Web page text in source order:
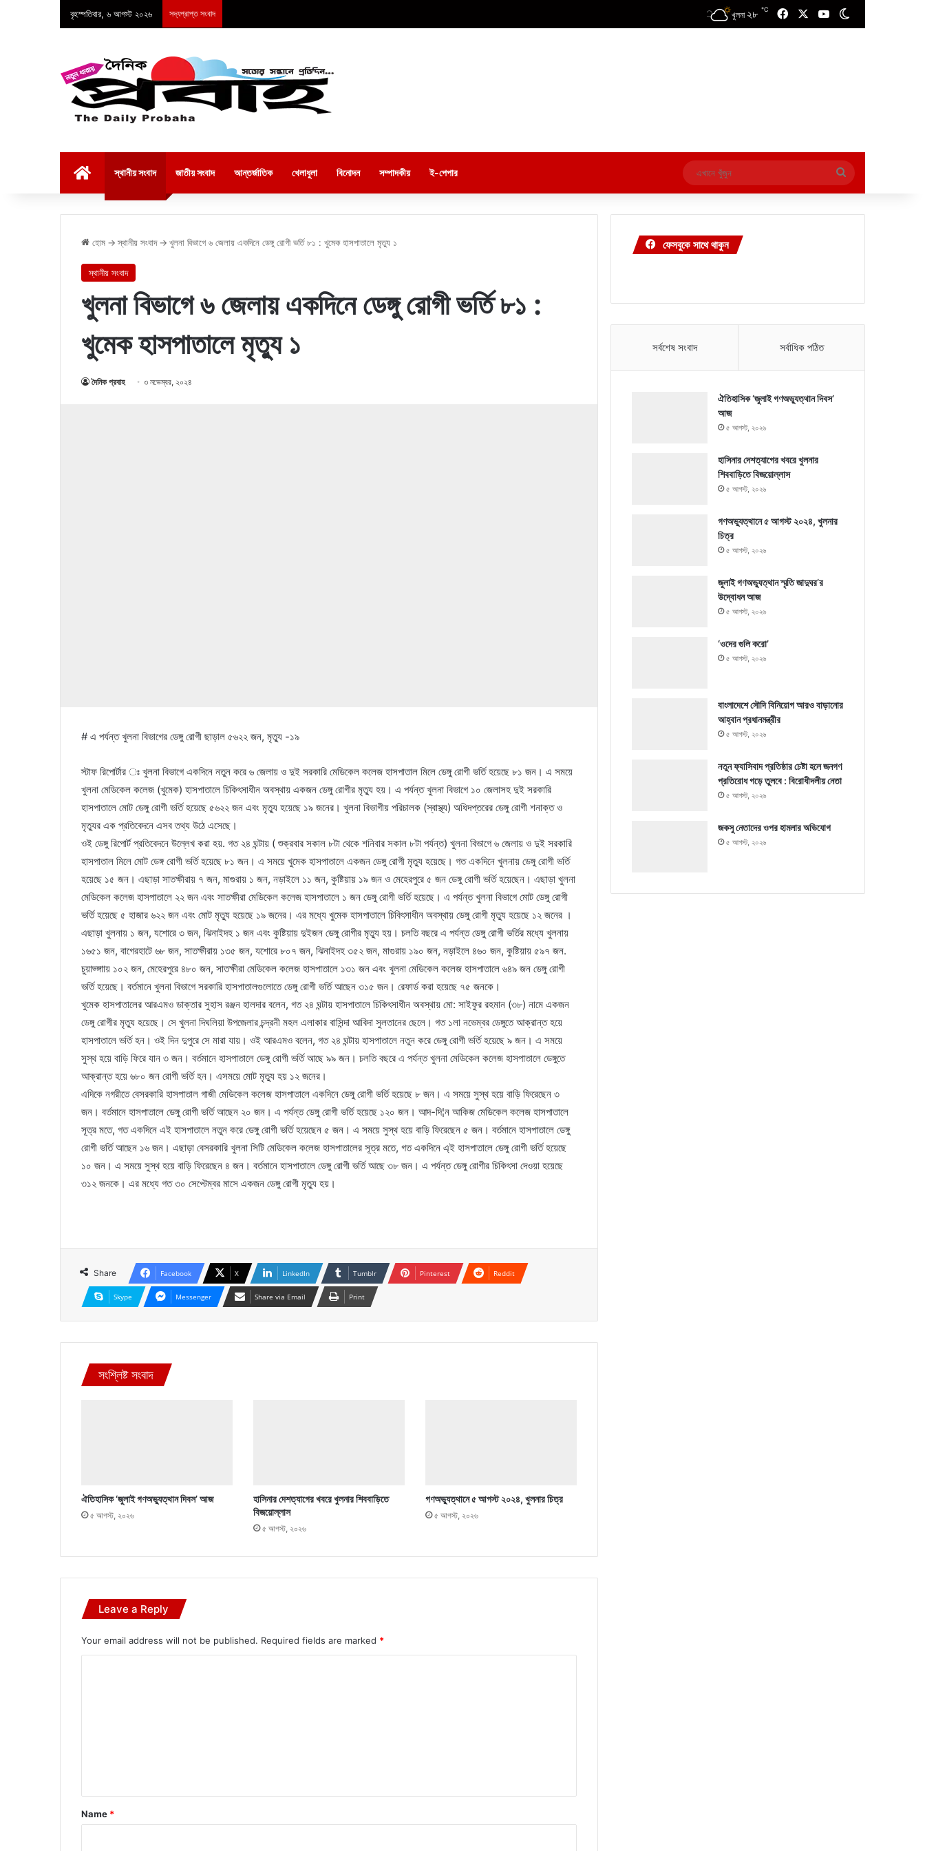
বৃহস্পতিবার, ৬ আগস্ট ২০২৬ সদ্যপ্রাপ্ত সংবাদ খুলনা ২৮ ℃ FacebookYouTube
স্থানীয় সংবাদ জাতীয় সংবাদ আন্তর্জাতিক খেলাধুলা বিনোদন সম্পাদকীয় ই-পেপার
এখানে
খুঁজুন
হোম → স্থানীয় সংবাদ → খুলনা বিভাগে ৬ জেলায় একদিনে ডেঙ্গু রোগী ভর্তি ৮১ : খুমেক হাসপাতালে মৃত্যু ১
স্থানীয় সংবাদ
খুলনা বিভাগে ৬ জেলায় একদিনে ডেঙ্গু রোগী ভর্তি ৮১ :
খুমেক হাসপাতালে মৃত্যু ১
দৈনিক প্রবাহ ৩ নভেম্বর, ২০২৪
# এ পর্যন্ত খুলনা বিভাগের ডেঙ্গু রোগী ছাড়াল ৫৬২২ জন, মৃত্যু -১৯
স্টাফ রিপোর্টার ঃ খুলনা বিভাগে একদিনে নতুন করে ৬ জেলায় ও দুই সরকারি মেডিকেল কলেজ হাসপাতাল মিলে ডেঙ্গু রোগী ভর্তি হয়েছে ৮১ জন। এ সময়ে
খুলনা মেডিকেল কলেজ (খুমেক) হাসপাতালে চিকিৎসাধীন অবস্থায় একজন ডেঙ্গু রোগীর মৃত্যু হয়। এ পর্যন্ত খুলনা বিভাগে ১০ জেলাসহ দুই সরকারি
হাসপাতালে মোট ডেঙ্গু রোগী ভর্তি হয়েছে ৫৬২২ জন এবং মৃত্যু হয়েছে ১৯ জনের। খুলনা বিভাগীয় পরিচালক (স্বাস্থ্য) অধিদপ্তরের ডেঙ্গু রোগী শনাক্ত ও
মৃত্যুর এক প্রতিবেদনে এসব তথ্য উঠে এসেছে।
ওই ডেঙ্গু রিপোর্ট প্রতিবেদনে উল্লেখ করা হয়. গত ২৪ ঘন্টায় ( শুক্রবার সকাল ৮টা থেকে শনিবার সকাল ৮টা পর্যন্ত) খুলনা বিভাগে ৬ জেলায় ও দুই সরকারি
হাসপাতাল মিলে মোট ডেঙ্গ রোগী ভর্তি হয়েছে ৮১ জন। এ সময়ে খুমেক হাসপাতালে একজন ডেঙ্গু রোগী মৃত্যু হয়েছে। গত একদিনে খুলনায় ডেঙ্গু রোগী ভর্তি
হয়েছে ১৫ জন। এছাড়া সাতক্ষীরায় ৭ জন, মাগুরায় ১ জন, নড়াইলে ১১ জন, কুষ্টিয়ায় ১৯ জন ও মেহেরপুরে ৫ জন ডেঙ্গু রোগী ভর্তি হয়েছেন। এছাড়া খুলনা
মেডিকেল কলেজ হাসপাতালে ২২ জন এবং সাতক্ষীরা মেডিকেল কলেজ হাসপাতালে ১ জন ডেঙ্গু রোগী ভর্তি হয়েছে। এ পর্যন্ত খুলনা বিভাগে মোট ডেঙ্গু রোগী
ভর্তি হয়েছে ৫ হাজার ৬২২ জন এবং মোট মৃত্যু হয়েছে ১৯ জনের। এর মধ্যে খুমেক হাসপাতালে চিবিৎসাধীন অবস্থায় ডেঙ্গু রোগী মৃত্যু হয়েছে ১২ জনের ।
এছাড়া খুলনায় ১ জন, যশোরে ৩ জন, ঝিনাইদহ ১ জন এবং কুষ্টিয়ায় দুইজন ডেঙ্গু রোগীর মৃত্যু হয়। চলতি বছরে এ পর্যন্ত ডেঙ্গু রোগী ভর্তির মধ্যে খুলনায়
১৬৫১ জন, বাগেরহাটে ৬৮ জন, সাতক্ষীরায় ১৩৫ জন, যশোরে ৮০৭ জন, ঝিনাইদহ ৩৫২ জন, মাগুরায় ১৯০ জন, নড়াইলে ৪৬০ জন, কুষ্টিয়ায় ৫৯৭ জন.
চুয়াড্ঙ্গাায় ১০২ জন, মেহেরপুরে ৪৮০ জন, সাতক্ষীরা মেডিকেল কলেজ হাসপাতালে ১৩১ জন এবং খুলনা মেডিকেল কলেজ হাসপাতালে ৬৪৯ জন ডেঙ্গু রোগী
ভর্তি হয়েছে। বর্তমানে খুলনা বিভাগে সরকারি হাসপাতালগুলোতে ডেঙ্গু রোগী ভর্তি আছেন ৩১৫ জন। রেফার্ড করা হয়েছে ৭৫ জনকে।
খুমেক হাসপাতালের আরএমও ডাক্তার সুহাস রঞ্জন হালদার বলেন, গত ২৪ ঘন্টায় হাসপাতালে চিকিৎসাধীন অবস্থায় মো: সাইফুর রহমান (৩৮) নামে একজন
ডেঙ্গু রোগীর মৃত্যু হয়েছে। সে খুলনা দিঘলিয়া উপজেলার চন্দ্রনী মহল এলাকার বাসিন্দা আবিদা সুলতানের ছেলে। গত ১লা নভেম্বর ডেঙ্গুতে আক্রান্ত হয়ে
হাসপাতালে ভর্তি হন। ওই দিন দুপুরে সে মারা যায়। ওই আরএমও বলেন, গত ২৪ ঘন্টায় হাসপাতালে নতুন করে ডেঙ্গু রোগী ভর্তি হয়েছে ৯ জন। এ সময়ে
সুস্থ হয়ে বাড়ি ফিরে যান ৩ জন। বর্তমানে হাসপাতালে ডেঙ্গু রোগী ভর্তি আছে ৯৯ জন। চলতি বছরে এ পর্যন্ত খুলনা মেডিকেল কলেজ হাসপাতালে ডেঙ্গুতে
আক্রান্ত হয়ে ৬৮০ জন রোগী ভর্তি হন। এসময়ে মোট মৃত্যু হয় ১২ জনের।
এদিকে নগরীতে বেসরকারি হাসপাতাল গাজী মেডিকেল কলেজ হাসপাতালে একদিনে ডেঙ্গু রোগী ভর্তি হয়েছে ৮ জন। এ সময়ে সুস্থ হয়ে বাড়ি ফিরেছেন ৩
জন। বর্তমানে হাসপাতালে ডেঙ্গু রোগী ভর্তি আছেন ২০ জন। এ পর্যন্ত ডেঙ্গু রোগী ভর্তি হয়েছে ১২০ জন। আদ-দি¦ন আকিজ মেডিকেল কলেজ হাসপাতালে
সূত্র মতে, গত একদিনে এই হাসপাতালে নতুন করে ডেঙ্গু রোগী ভর্তি হয়েছেন ৫ জন। এ সময়ে সুস্থ হয়ে বাড়ি ফিরেছেন ৫ জন। বর্তমানে হাসপাতালে ডেঙ্গু
রোগী ভর্তি আছেন ১৬ জন। এছাড়া বেসরকারি খুলনা সিটি মেডিকেল কলেজ হাসপাতালের সূত্র মতে, গত একদিনে এ্ই হাসপাতালে ডেঙ্গু রোগী ভর্তি হয়েছে
১০ জন। এ সময়ে সুস্থ হয়ে বাড়ি ফিরেছেন ৪ জন। বর্তমানে হাসপাতালে ডেঙ্গু রোগী ভর্তি আছে ৩৮ জন। এ পর্যন্ত ডেঙ্গু রোগীর চিকিৎসা দেওয়া হয়েছে
৩১২ জনকে। এর মধ্যে গত ৩০ সেপ্টেম্বর মাসে একজন ডেঙ্গু রোগী মৃত্যু হয়।
Share Facebook X LinkedIn Tumblr Pinterest Reddit
Skype Messenger Share via Email Print
সংশ্লিষ্ট সংবাদ
ঐতিহাসিক ‘জুলাই গণঅভ্যুত্থান দিবস’ আজ
৫ আগস্ট, ২০২৬
হাসিনার দেশত্যাগের খবরে খুলনার শিববাড়িতে
বিজয়োল্লাস
৫ আগস্ট, ২০২৬
গণঅভ্যুত্থানে ৫ আগস্ট ২০২৪, খুলনার চিত্র
৫ আগস্ট, ২০২৬
Leave a Reply
Your email address will not be published. Required fields are marked *
*
Name *
ফেসবুকে সাথে থাকুন
সর্বশেষ সংবাদ সর্বাধিক পঠিত
ঐতিহাসিক ‘জুলাই গণঅভ্যুত্থান দিবস’
আজ
৫ আগস্ট, ২০২৬
হাসিনার দেশত্যাগের খবরে খুলনার
শিববাড়িতে বিজয়োল্লাস
৫ আগস্ট, ২০২৬
গণঅভ্যুত্থানে ৫ আগস্ট ২০২৪, খুলনার
চিত্র
৫ আগস্ট, ২০২৬
জুলাই গণঅভ্যুত্থান স্মৃতি জাদুঘর’র
উদ্বোধন আজ
৫ আগস্ট, ২০২৬
‘ওদের গুলি করো’
৫ আগস্ট, ২০২৬
বাংলাদেশে সৌদি বিনিয়োগ আরও বাড়ানোর
আহ্বান প্রধানমন্ত্রীর
৫ আগস্ট, ২০২৬
নতুন ফ্যাসিবাদ প্রতিষ্ঠার চেষ্টা হলে জনগণ
প্রতিরোধ গড়ে তুলবে : বিরোধীদলীয় নেতা
৫ আগস্ট, ২০২৬
জকসু নেতাদের ওপর হামলার অভিযোগ
৫ আগস্ট, ২০২৬